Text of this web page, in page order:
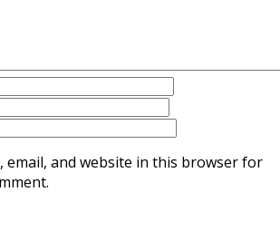
email, and website in this browser for